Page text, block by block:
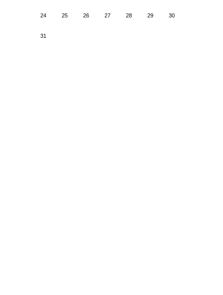
24 25 26 27 28 29 30
31